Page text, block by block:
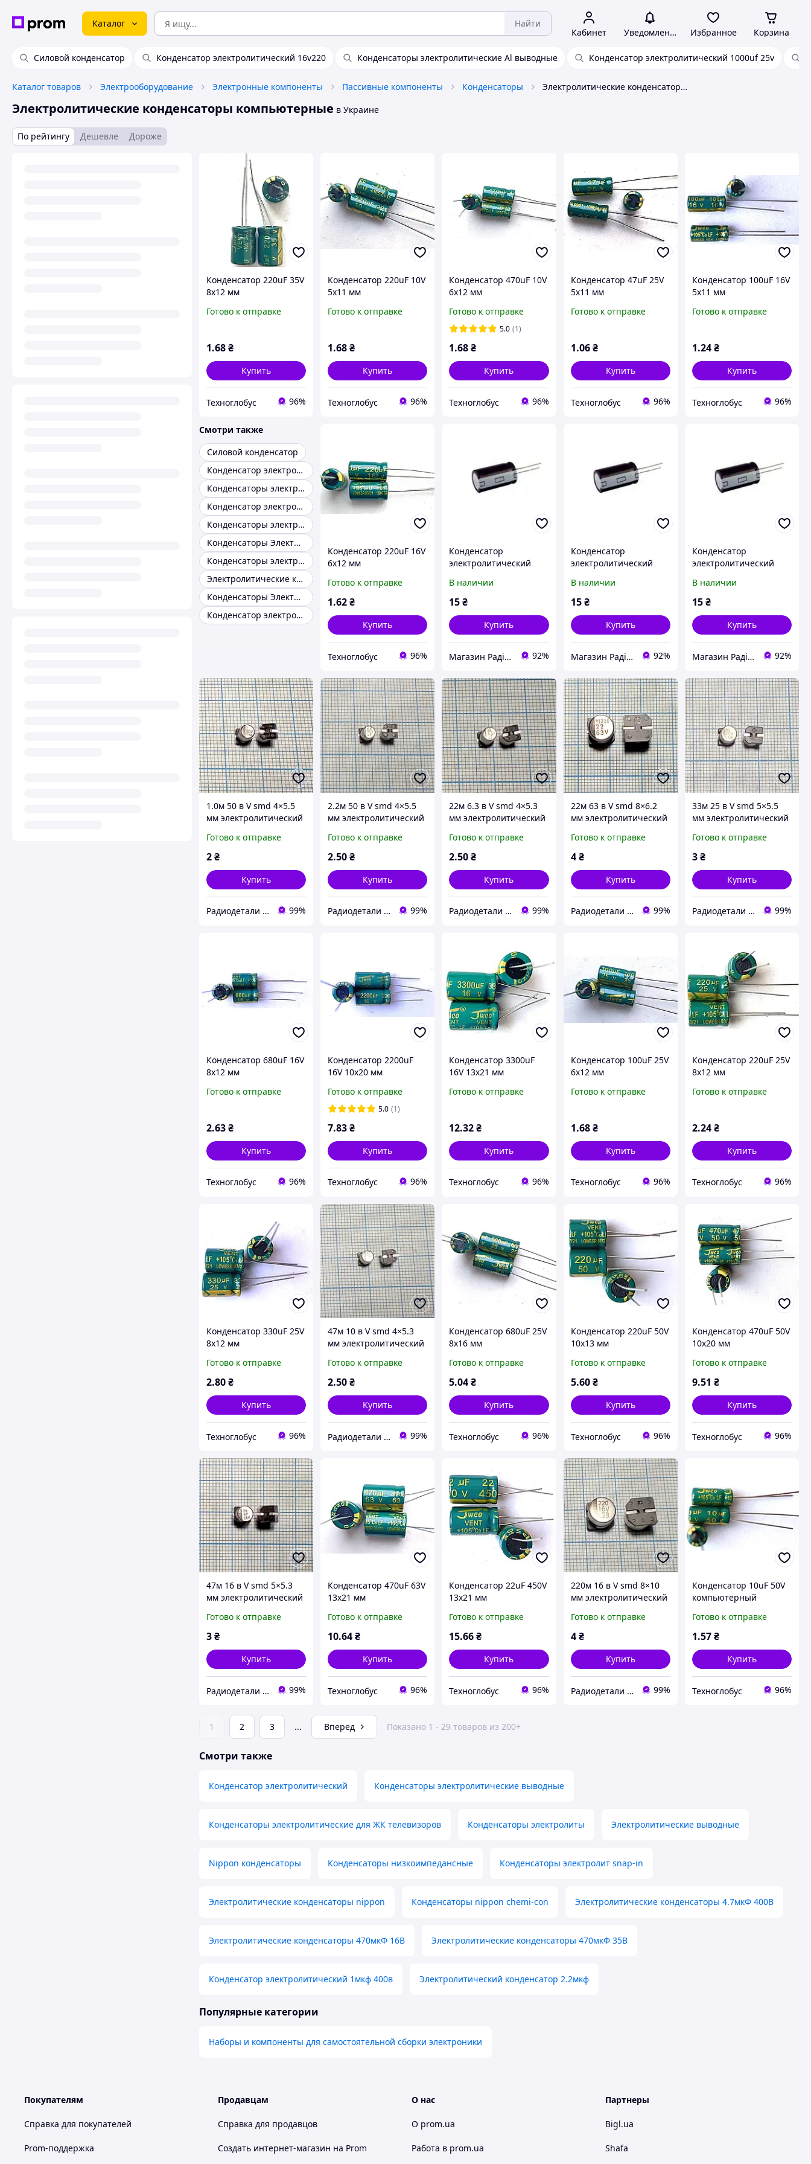
Каталог Найти
Кабинет Уведомления Избранное Корзина
Силовой конденсатор Конденсатор электролитический 16v220 Конденсаторы электролитические Al выводные Конденсатор электролитический 1000uf 25v
Каталог товаров Электрооборудование Электронные компоненты Пассивные компоненты Конденсаторы Электролитические конденсаторы компьютерные
Электролитические конденсаторы компьютерные в Украине
По рейтингу Дешевле Дороже
Конденсатор 220uF 35V
8x12 мм
электролитический
Готово к отправке
1.68₴
Купить
Техноглобус 96%
Конденсатор 220uF 10V
5x11 мм
электролитический
Готово к отправке
1.68₴
Купить
Техноглобус 96%
Конденсатор 470uF 10V
6x12 мм
электролитический
(низкий импеданс) LOW
Готово к отправке
5.0 (1)
1.68₴
Купить
Техноглобус 96%
Конденсатор 47uF 25V
5x11 мм
электролитический
Готово к отправке
1.06 ₴
Купить
Техноглобус 96%
Конденсатор 100uF 16V
5x11 мм
электролитический
Готово к отправке
1.24₴
Купить
Техноглобус 96%
Смотри также
Силовой конденсатор
Конденсатор электролитический 16v220
Конденсаторы электролитические Al выводные
Конденсатор электролитический 1000uf 25v
Конденсаторы электролитические низкоимпендансные low esr
Конденсаторы Электролитические 1-12В
Конденсаторы электролитические SMD
Электролитические конденсаторы К50-35
Конденсаторы Электролитические 16-35В
Конденсатор электролитический capxon
Конденсатор 220uF 16V
6x12 мм
электролитический
(низкий импеданс) LOW
Готово к отправке
1.62₴
Купить
Техноглобус 96%
Конденсатор
электролитический
10x20мм CAPXON
(компью
В наличии
15₴
Купить
Магазин Радіодеталі 92%
Конденсатор
электролитический
10х16мм SAMWHA
компьютерный
В наличии
15 ₴
Купить
Магазин Радіодеталі 92%
Конденсатор
электролитический
CAPXON (компью
компьютерный)
В наличии
15₴
Купить
Магазин Радіодеталі 92%
1.0м 50 в V smd 4×5.5
мм электролитический
конденсатор 1 м m мк
мкф uf mkf
Готово к отправке
2₴
Купить
Радиодетали у Бороды 99%
2.2м 50 в V smd 4×5.5
мм электролитический
конденсатор 2.2 м m мк
мкф uf mkf
Готово к отправке
2.50₴
Купить
Радиодетали у Бороды 99%
22м 6.3 в V smd 4×5.3
мм электролитический
конденсатор 22 м m мк
мкф uf mkf
Готово к отправке
2.50₴
Купить
Радиодетали у Бороды 99%
22м 63 в V smd 8×6.2
мм электролитический
конденсатор 22 м m мк
мкф uf mkf
Готово к отправке
4 ₴
Купить
Радиодетали у Бороды 99%
33м 25 в V smd 5×5.5
мм электролитический
конденсатор 33 м m мк
мкф uf mkf
Готово к отправке
3₴
Купить
Радиодетали у Бороды 99%
Конденсатор 680uF 16V
8x12 мм
электролитический
Готово к отправке
2.63₴
Купить
Техноглобус 96%
Конденсатор 2200uF
16V 10x20 мм
электролитический
(низкий импеданс) LOW
Готово к отправке
5.0 (1)
7.83₴
Купить
Техноглобус 96%
Конденсатор 3300uF
16V 13x21 мм
электролитический
Готово к отправке
12.32₴
Купить
Техноглобус 96%
Конденсатор 100uF 25V
6x12 мм
электролитический
Готово к отправке
1.68 ₴
Купить
Техноглобус 96%
Конденсатор 220uF 25V
8x12 мм
электролитический
Готово к отправке
2.24₴
Купить
Техноглобус 96%
Конденсатор 330uF 25V
8x12 мм
электролитический
(низкий импеданс) LOW
Готово к отправке
2.80₴
Купить
Техноглобус 96%
47м 10 в V smd 4×5.3
мм электролитический
конденсатор 47 м m мк
мкф uf mkf
Готово к отправке
2.50₴
Купить
Радиодетали у Бороды 99%
Конденсатор 680uF 25V
8x16 мм
электролитический
(низкий импеданс) LOW
Готово к отправке
5.04₴
Купить
Техноглобус 96%
Конденсатор 220uF 50V
10x13 мм
электролитический
(низкий импеданс) LOW
Готово к отправке
5.60 ₴
Купить
Техноглобус 96%
Конденсатор 470uF 50V
10x20 мм
электролитический
(низкий импеданс) LOW
Готово к отправке
9.51 ₴
Купить
Техноглобус 96%
47м 16 в V smd 5×5.3
мм электролитический
конденсатор 47 м m мк
мкф uf mkf
Готово к отправке
3₴
Купить
Радиодетали у Бороды 99%
Конденсатор 470uF 63V
13x21 мм
электролитический
(низкий импеданс) LOW
Готово к отправке
10.64₴
Купить
Техноглобус 96%
Конденсатор 22uF 450V
13x21 мм
электролитический
(низкий импеданс) LOW
Готово к отправке
15.66₴
Купить
Техноглобус 96%
220м 16 в V smd 8×10
мм электролитический
конденсатор 220 м m
мк мкф uf mkf
Готово к отправке
4 ₴
Купить
Радиодетали у Бороды 99%
Конденсатор 10uF 50V
компьютерный
(низкий импеданс) LOW
ESR (jwco)
Готово к отправке
1.57₴
Купить
Техноглобус 96%
1 2 3 ... Вперед Показано 1 - 29 товаров из 200+
Смотри также
Конденсатор электролитический Конденсаторы электролитические выводные
Конденсаторы электролитические для ЖК телевизоров Конденсаторы электролиты Электролитические выводные
Nippon конденсаторы Конденсаторы низкоимпедансные Конденсаторы электролит snap-in
Электролитические конденсаторы nippon Конденсаторы nippon chemi-con Электролитические конденсаторы 4.7мкФ 400В
Электролитические конденсаторы 470мкФ 16В Электролитические конденсаторы 470мкФ 35В
Конденсатор электролитический 1мкф 400в Электролитический конденсатор 2.2мкф
Популярные категории
Наборы и компоненты для самостоятельной сборки электроники
Покупателям
Справка для покупателей
Prom-поддержка
Продавцам
Справка для продавцов
Создать интернет-магазин на Prom
О нас
О prom.ua
Работа в prom.ua
Партнеры
Bigl.ua
Shafa